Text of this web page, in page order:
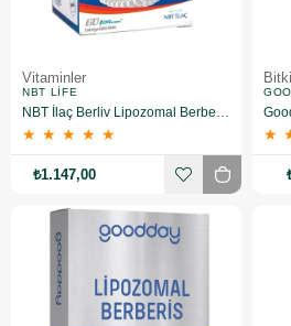
Vitaminler
NBT LIFE
NBT İlaç Berliv Lipozomal Berberin Takviye Edici Gıda 60 Kapsül
★ ★ ★ ★ ★
₺1.147,00
★